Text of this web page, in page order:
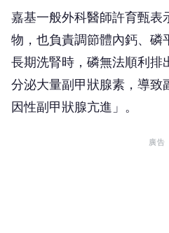
嘉基一般外科醫師許育甄表
物，也負責調節體內鈣、磷
長期洗腎時，磷無法順利排
分泌大量副甲狀腺素，導致
因性副甲狀腺亢進」。
廣告